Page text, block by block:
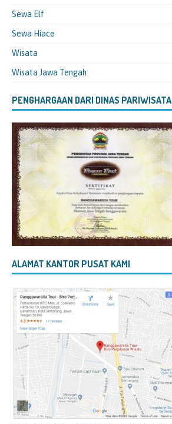
Sewa Elf
Sewa Hiace
Wisata
Wisata Jawa Tengah
PENGHARGAAN DARI DINAS PARIWISATA
ALAMAT KANTOR PUSAT KAMI